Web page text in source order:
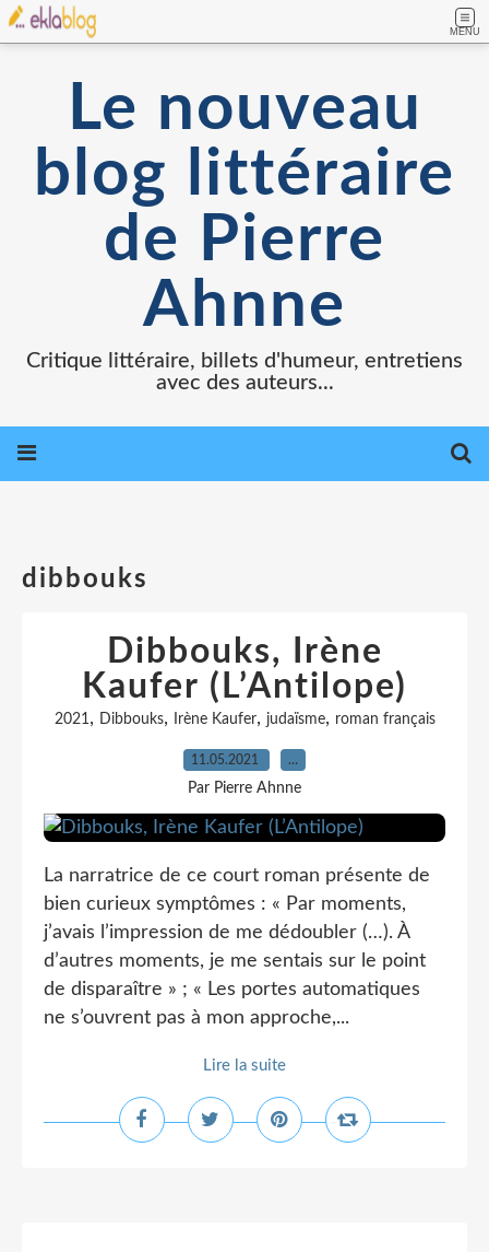
MENU
Le nouveau
blog littéraire
de Pierre
Ahnne
Critique littéraire, billets d'humeur, entretiens
avec des auteurs...
dibbouks
Dibbouks, Irène
Kaufer (L’Antilope)
2021, Dibbouks, Irène Kaufer, judaïsme, roman français
11.05.2021 …
Par Pierre Ahnne
La narratrice de ce court roman présente de
bien curieux symptômes : « Par moments,
j’avais l’impression de me dédoubler (…). À
d’autres moments, je me sentais sur le point
de disparaître » ; « Les portes automatiques
ne s’ouvrent pas à mon approche,...
Lire la suite